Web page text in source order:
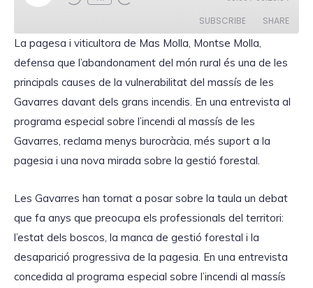
l
E
p
i
s
o
d
e
SUBSCRIBE SHARE
RSS FEED
SHARE
LINK
EMBED
La pagesa i viticultora de Mas Molla, Montse Molla,
defensa que l’abandonament del món rural és una de les
principals causes de la vulnerabilitat del massís de les
Gavarres davant dels grans incendis. En una entrevista al
programa especial sobre l’incendi al massís de les
Gavarres, reclama menys burocràcia, més suport a la
pagesia i una nova mirada sobre la gestió forestal.
Les Gavarres han tornat a posar sobre la taula un debat
que fa anys que preocupa els professionals del territori:
l’estat dels boscos, la manca de gestió forestal i la
desaparició progressiva de la pagesia. En una entrevista
concedida al programa especial sobre l’incendi al massís